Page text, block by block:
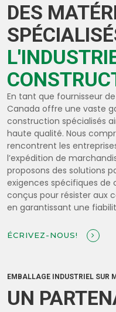
DES
En tant que fournisseur
Canada offre une vaste
construction spécialisés
haute qualité. Nous
rencontrent les
l’expédition de
proposons des solutions
exigences spécifiques de
conçus pour résister aux
en garantissant une
ÉCRIVEZ-NOUS!
EMBALLAGE INDUSTRIEL SUR
UN